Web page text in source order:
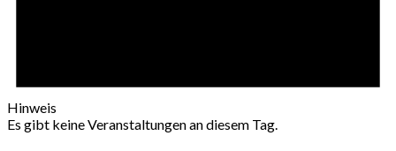
Hinweis
Es gibt keine Veranstaltungen an diesem Tag.